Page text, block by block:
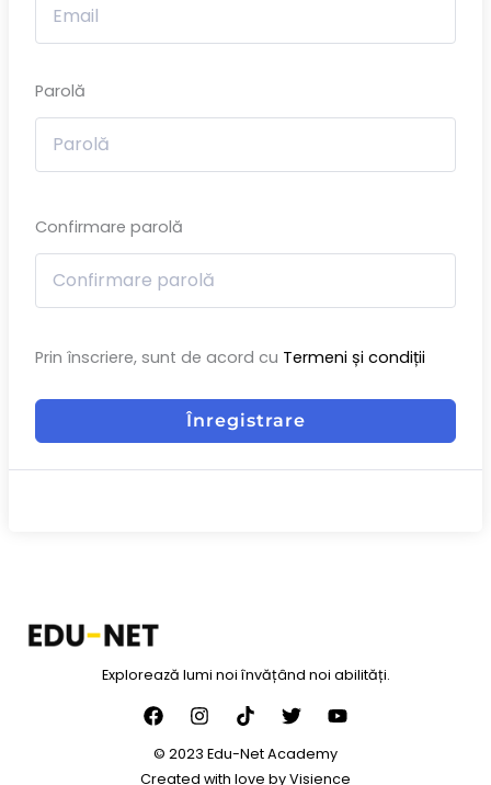
Parolă
Confirmare parolă
Prin înscriere, sunt de acord cu Termeni și condiții
Înregistrare
Explorează lumi noi învățând noi abilități.
© 2023 Edu-Net Academy
Created with love byVisience